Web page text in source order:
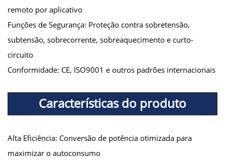
remoto por aplicativo
Funções de Segurança: Proteção contra sobretensão,
subtensão, sobrecorrente, sobreaquecimento e curto-
circuito
Conformidade: CE, ISO9001 e outros padrões internacionais
Características do produto
Alta Eficiência: Conversão de potência otimizada para
maximizar o autoconsumo